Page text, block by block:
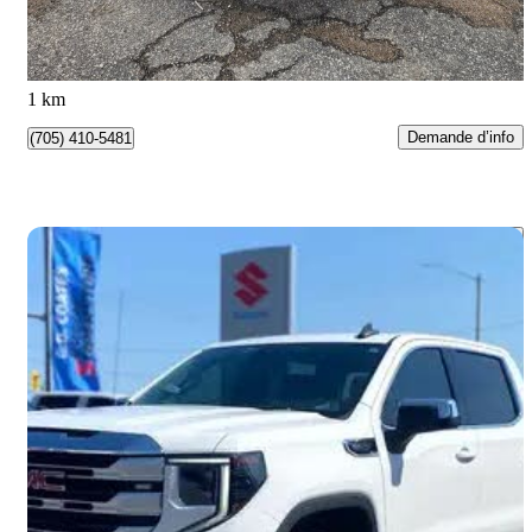
291 $/mois env.
Barrie, ON
1 km
(705) 410-5481 Demande d’info